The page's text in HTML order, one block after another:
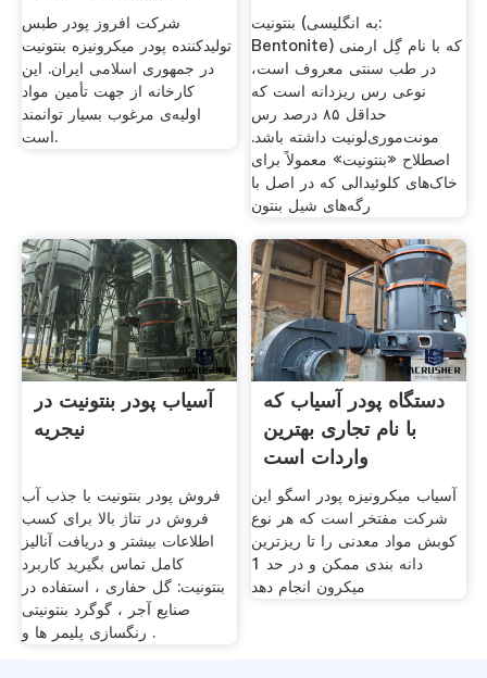
شرکت افروز پودر طبس
تولیدکننده پودر میکرونیزه بنتونیت
در جمهوری اسلامی ایران. این
کارخانه از جهت تأمین مواد
اولیه‌ی مرغوب بسیار توانمند
است.
بنتونیت (به انگلیسی:
Bentonite) که با نام گِل ارمنی
در طب سنتی معروف است،
نوعی رس ریزدانه است که
حداقل ۸۵ درصد رس
مونت‌موری‌لونیت داشته باشد.
اصطلاح «بنتونیت» معمولاً برای
خاک‌های کلوئیدالی که در اصل با
رگه‌های شیل بنتون
آسیاب پودر بنتونیت در
نیجریه
فروش پودر بنتونیت با جذب آب
فروش در تناژ بالا برای کسب
اطلاعات بیشتر و دریافت آنالیز
کامل تماس بگیرید کاربرد
بنتونیت: گل حفاری ، استفاده در
صنایع آجر ، گوگرد بنتونیتی
رنگسازی پلیمر ها و .
دستگاه پودر آسیاب که
با نام تجاری بهترین
واردات است
آسیاب میکرونیزه پودر اسگو این
شرکت مفتخر است که هر نوع
کوبش مواد معدنی را تا ریزترین
دانه بندی ممکن و در حد 1
میکرون انجام دهد